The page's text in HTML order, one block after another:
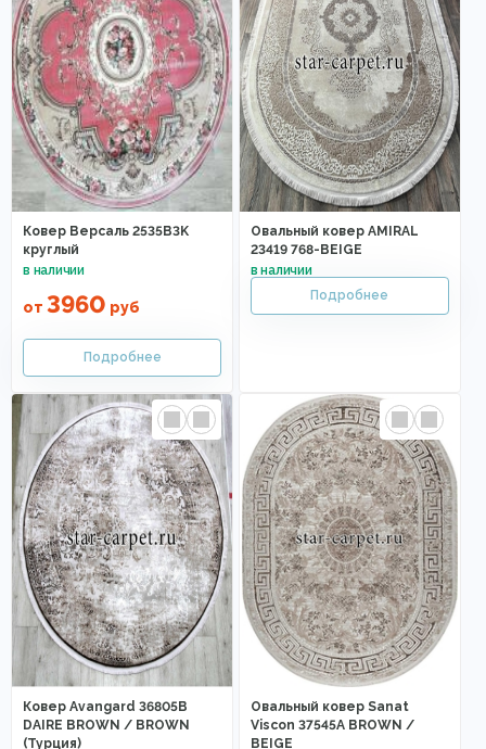
Ковер Версаль 2535B3K
круглый
от 3960 руб
Овальный ковер AMIRAL
23419 768-BEIGE
Ковер Avangard 36805B
DAIRE BROWN / BROWN
(Турция)
Овальный ковер Sanat
Viscon 37545A BROWN /
BEIGE